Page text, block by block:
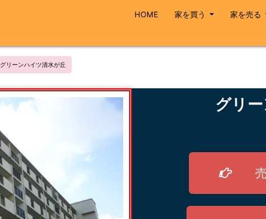
HOME 家を買う 家を売る
グリーンハイツ清水が丘
グリ